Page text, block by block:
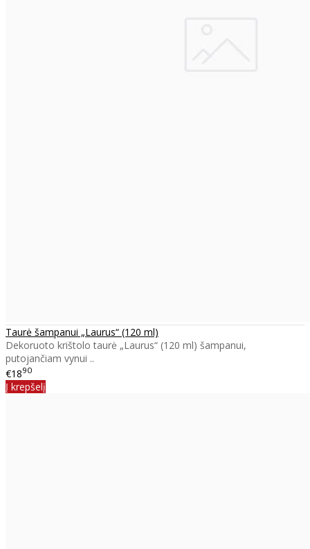
Taurė šampanui „Laurus“ (120 ml)
Dekoruoto krištolo taurė „Laurus“ (120 ml) šampanui,
putojančiam vynui ..
€1890
Į krepšelį